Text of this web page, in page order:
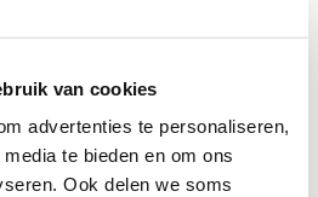
van cookies
advertenties te personaliseren,
te bieden en om ons
Ook delen we soms